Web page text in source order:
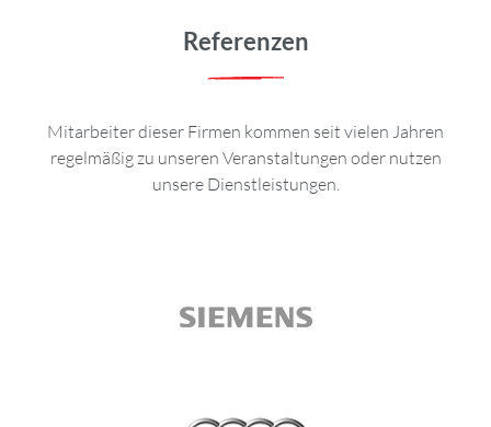
Referenzen
Mitarbeiter dieser Firmen kommen seit vielen Jahren
regelmäßig zu unseren Veranstaltungen oder nutzen
unsere Dienstleistungen.